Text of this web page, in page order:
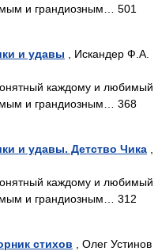
и грандиозным… 501
и удавы , Искандер Ф.А.
каждому и любимый
и грандиозным… 368
и удавы. Детство Чика
каждому и любимый
и грандиозным… 312
стихов , Олег Устинов